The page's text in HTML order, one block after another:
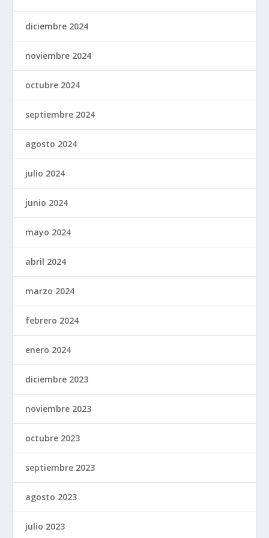
diciembre 2024
noviembre 2024
octubre 2024
septiembre 2024
agosto 2024
julio 2024
junio 2024
mayo 2024
abril 2024
marzo 2024
febrero 2024
enero 2024
diciembre 2023
noviembre 2023
octubre 2023
septiembre 2023
agosto 2023
julio 2023